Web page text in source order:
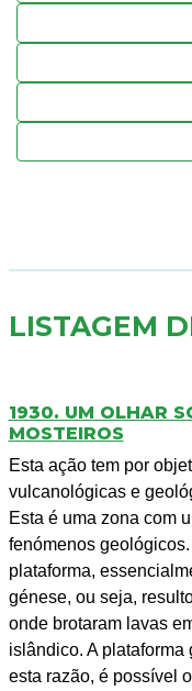
LISTAGEM
1930. UM OLHAR
MOSTEIROS
Esta ação tem por
vulcanológicas e
Esta é uma zona com
fenómenos
plataforma,
génese, ou seja,
onde brotaram lavas
islândico. A plataforma
esta razão, é possível